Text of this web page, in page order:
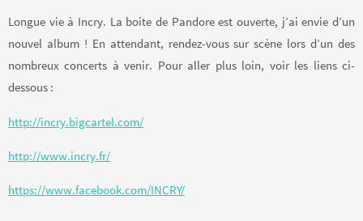
Longue vie à Incry. La boite de Pandore est ouverte, j’ai envie d’un
nouvel album ! En attendant, rendez-vous sur scène lors d’un des
nombreux concerts à venir. Pour aller plus loin, voir les liens ci-
dessous :
http://incry.bigcartel.com/
http://www.incry.fr/
https://www.facebook.com/INCRY/